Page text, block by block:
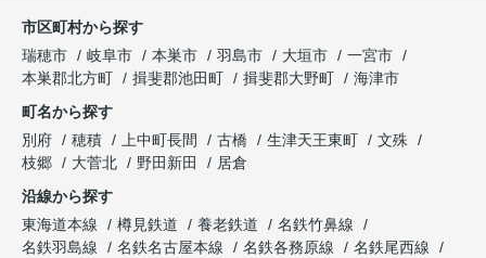
市区町村から探す
瑞穂市
岐阜市 本巣市 羽島市 大垣市
一宮市
本巣郡北方町
揖斐郡池田町 揖斐郡大野町
海津市
町名から探す
別府
穂積 上中町長間 古橋 生津天王東町
文殊
枝郷
大菅北 野田新田
居倉
沿線から探す
東海道本線
樽見鉄道 養老鉄道
名鉄竹鼻線
名鉄羽島線
名鉄名古屋本線 名鉄各務原線
名鉄尾西線